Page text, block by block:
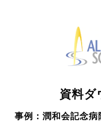
資料ダ
事例：潤和会記念病